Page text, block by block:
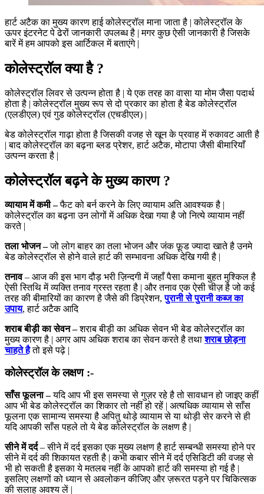
हार्ट अटैक का मुख्य कारण हाई कोलेस्ट्रॉल माना जाता है | कोलेस्ट्रॉल के
ऊपर इंटरनेट पे ढेरों जानकारी उपलब्ध है | मगर कुछ ऐसी जानकारी है जिसके
बारें में हम आपको इस आर्टिकल में बताएंगे |
कोलेस्ट्रॉलक्याहै ?
कोलेस्ट्रॉल लिवर से उत्पन्न होता है | ये एक तरह का वासा या मोम जैसा पदार्थ
होता है | कोलेस्ट्रॉल मुख्य रूप से दो प्रकार का होता है बेड कोलेस्ट्रॉल
(एलडीएल) एवं गुड कोलेस्ट्रॉल (एचडीएल) |
बेड कोलेस्ट्रॉल गाढ़ा होता है जिसकी वजह से खून के प्रवाह में रुकावट आती है
| बाद कोलेस्ट्रॉल का बढ़ना ब्लड प्रेशर, हार्ट अटैक, मोटापा जैसी बीमारियाँ
उत्पन्न करता है |
कोलेस्ट्रॉलबढ़नेकेमुख्यकारण ?
व्यायाममेंकमी –फैट को बर्न करने के लिए व्यायाम अति आवश्यक है |
कोलेस्ट्रॉल का बढ़ना उन लोगों में अधिक देखा गया है जो नित्ये व्यायाम नहीं
करते |
तलाभोजन –जो लोग बाहर का तला भोजन और जंक फ़ूड ज्यादा खाते है उनमे
बेड कोलेस्ट्रॉल से होने वाले हार्ट की सम्भावना अधिक देखि गयी है |
तनाव– आज की इस भाग दौड़ भरी ज़िन्दगी में जहाँ पैसा कमाना बुहत मुश्किल है
ऐसी स्तिथि में व्यक्ति तनाव ग्रस्त रहता है | और तनाव एक ऐसी चीज़ है जो कई
तरह की बीमारियों का कारण है जैसे की डिप्रेशन,पुरानी से पुरानी कब्ज का
उपाय, हार्ट अटैक आदि
शराब बीड़ी का सेवन –शराब बीड़ी का अधिक सेवन भी बेड कोलेस्ट्रॉल का
मुख्य कारण है | अगर आप अधिक शराब का सेवन करते है तथाशराब छोड़ना
चाहते हैतो इसे पढ़े |
कोलेस्ट्रॉलकेलक्षण :-
साँसफूलना –यदि आप भी इस समस्या से गुज़र रहे है तो सावधान हो जाइए कहीं
आप भी बेड कोलेस्ट्रॉल का शिकार तो नहीं हो रहें | अत्यधिक व्यायाम से साँस
फूलना एक सामान्य समस्या है अपितु थोड़े व्यायाम से या थोड़ी सेर करने से ही
यदि आपकी साँस पहले तो ये बेड कोलेस्ट्रॉल के लक्षण है |
सीनेमेंदर्द– सीने में दर्द इसका एक मुख्य लक्षण है हार्ट सम्बन्धी समस्या होने पर
सीने में दर्द की शिकायत रहती है | कभी कबार सीने में दर्द एसिडिटी की वजह से
भी हो सकती है इसका ये मतलब नहीं के आपको हार्ट की समस्या हो गई है |
इसलिए लक्षणों को ध्यान से अवलोकन कीजिए और ज़रूरत पड़ने पर चिकित्सक
की सलाह अवश्य लें |